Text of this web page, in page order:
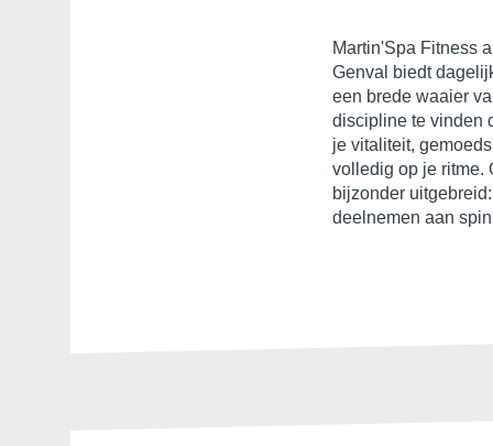
Martin'Spa Fitness
Genval biedt
een brede waaier
discipline te vinden
je vitaliteit,
volledig op je ritme.
bijzonder
deelnemen aan
yoga,
ga zo maar door.
onze
groene omgeving van